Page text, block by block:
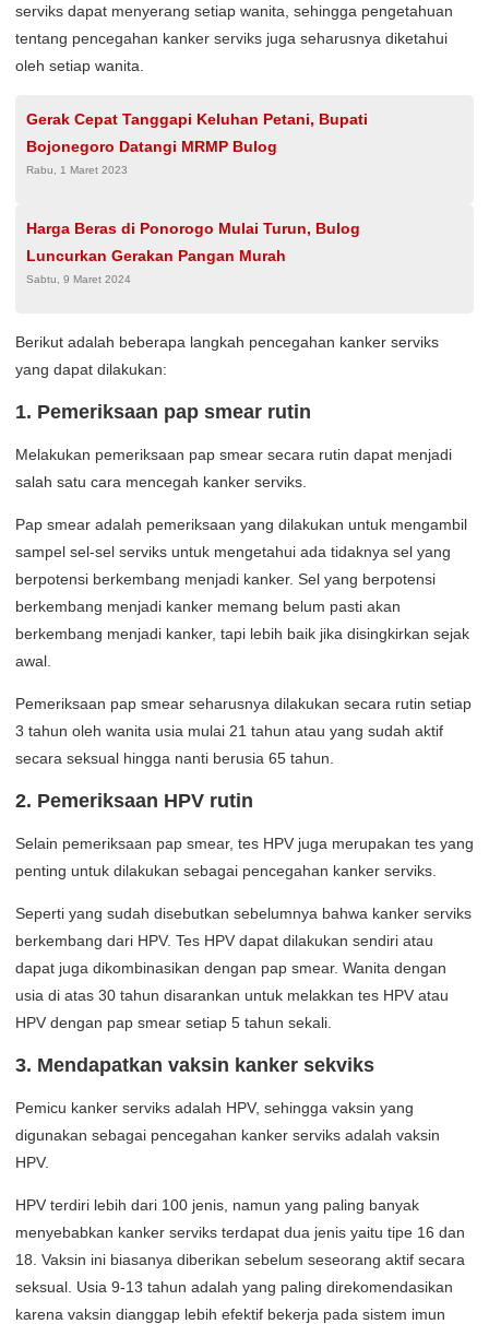
serviks dapat menyerang setiap wanita, sehingga pengetahuan
tentang pencegahan kanker serviks juga seharusnya diketahui
oleh setiap wanita.
Gerak Cepat Tanggapi Keluhan Petani, Bupati
Bojonegoro Datangi MRMP Bulog
Rabu, 1 Maret 2023
Harga Beras di Ponorogo Mulai Turun, Bulog
Luncurkan Gerakan Pangan Murah
Sabtu, 9 Maret 2024
Berikut adalah beberapa langkah pencegahan kanker serviks
yang dapat dilakukan:
1. Pemeriksaan pap smear rutin
Melakukan pemeriksaan pap smear secara rutin dapat menjadi
salah satu cara mencegah kanker serviks.
Pap smear adalah pemeriksaan yang dilakukan untuk mengambil
sampel sel-sel serviks untuk mengetahui ada tidaknya sel yang
berpotensi berkembang menjadi kanker. Sel yang berpotensi
berkembang menjadi kanker memang belum pasti akan
berkembang menjadi kanker, tapi lebih baik jika disingkirkan sejak
awal.
Pemeriksaan pap smear seharusnya dilakukan secara rutin setiap
3 tahun oleh wanita usia mulai 21 tahun atau yang sudah aktif
secara seksual hingga nanti berusia 65 tahun.
2. Pemeriksaan HPV rutin
Selain pemeriksaan pap smear, tes HPV juga merupakan tes yang
penting untuk dilakukan sebagai pencegahan kanker serviks.
Seperti yang sudah disebutkan sebelumnya bahwa kanker serviks
berkembang dari HPV. Tes HPV dapat dilakukan sendiri atau
dapat juga dikombinasikan dengan pap smear. Wanita dengan
usia di atas 30 tahun disarankan untuk melakkan tes HPV atau
HPV dengan pap smear setiap 5 tahun sekali.
3. Mendapatkan vaksin kanker sekviks
Pemicu kanker serviks adalah HPV, sehingga vaksin yang
digunakan sebagai pencegahan kanker serviks adalah vaksin
HPV.
HPV terdiri lebih dari 100 jenis, namun yang paling banyak
menyebabkan kanker serviks terdapat dua jenis yaitu tipe 16 dan
18. Vaksin ini biasanya diberikan sebelum seseorang aktif secara
seksual. Usia 9-13 tahun adalah yang paling direkomendasikan
karena vaksin dianggap lebih efektif bekerja pada sistem imun